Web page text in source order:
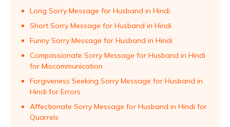
Long Sorry Message for Husband in Hindi
Short Sorry Message for Husband in Hindi
Funny Sorry Message for Husband in Hindi
Compassionate Sorry Message for Husband in Hindi
for Miscommunication
Forgiveness Seeking Sorry Message for Husband in
Hindi for Errors
Affectionate Sorry Message for Husband in Hindi for
Quarrels